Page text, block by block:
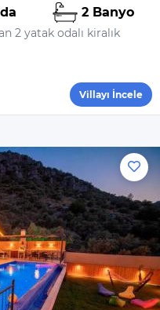
2 Banyo
2 yatak odalı kiralık
Villayı İncele